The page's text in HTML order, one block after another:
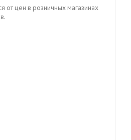
от цен в розничных магазинах